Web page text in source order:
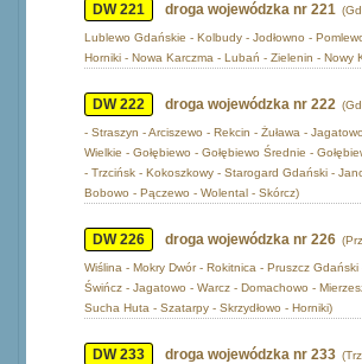
DW 221 droga wojewódzka nr 221
Lublewo Gdańskie - Kolbudy - Jodłowno -
Horniki - Nowa Karczma - Lubań - Zielenin - Nowy
DW 222 droga wojewódzka nr 222
- Straszyn - Arciszewo - Rekcin - Żuława -
Wielkie - Gołębiewo - Gołębiewo Średnie -
- Trzcińsk - Kokoszkowy - Starogard Gdański -
Bobowo - Pączewo - Wolental - Skórcz)
DW 226 droga wojewódzka nr 226
Wiślina - Mokry Dwór - Rokitnica - Pruszcz
Świńcz - Jagatowo - Warcz - Domachowo -
Sucha Huta - Szatarpy - Skrzydłowo - Horniki)
DW 233 droga wojewódzka nr 233